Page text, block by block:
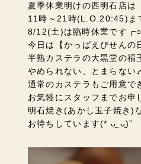
夏季休業明けの西明石店は
11時～21時(L.O.20:45)ま
8/12(土)は臨時休業です
今日は【かっぱえびせんの
半熟カステラの大黒堂の福
やめられない、とまらない
通常のカステラもご用意で
お気軽にスタッフまでお申
明石焼き(あかし玉子焼き)
お待ちしています(* ᴗ͈ˬᴗ͈)”